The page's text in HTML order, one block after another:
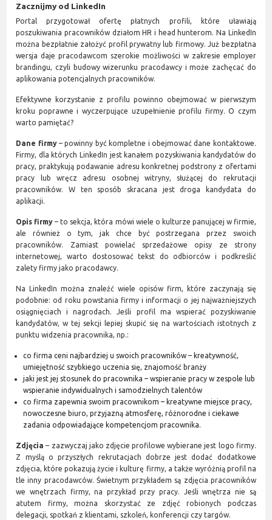
Zacznijmy od LinkedIn
Portal przygotował ofertę płatnych profili, które uławiają
poszukiwania pracowników działom HR i head hunterom. Na LinkedIn
można bezpłatnie założyć profil prywatny lub firmowy. Już bezpłatna
wersja daje pracodawcom szerokie możliwości w zakresie employer
brandingu, czyli budowy wizerunku pracodawcy i może zachęcać do
aplikowania potencjalnych pracowników.
Efektywne korzystanie z profilu powinno obejmować w pierwszym
kroku poprawne i wyczerpujące uzupełnienie profilu firmy. O czym
warto pamiętać?
Dane firmy– powinny być kompletne i obejmować dane kontaktowe.
Firmy, dla których LinkedIn jest kanałem pozyskiwania kandydatów do
pracy, praktykują podawanie adresu konkretnej podstrony z ofertami
pracy lub wręcz adresu osobnej witryny, służącej do rekrutacji
pracowników. W ten sposób skracana jest droga kandydata do
aplikacji.
Opis firmy – to sekcja, która mówi wiele o kulturze panującej w firmie,
ale również o tym, jak chce być postrzegana przez swoich
pracowników. Zamiast powielać sprzedażowe opisy ze strony
internetowej, warto dostosować tekst do odbiorców i podkreślić
zalety firmy jako pracodawcy.
Na LinkedIn można znaleźć wiele opisów firm, które zaczynają się
podobnie: od roku powstania firmy i informacji o jej najważniejszych
osiągnięciach i nagrodach. Jeśli profil ma wspierać pozyskiwanie
kandydatów, w tej sekcji lepiej skupić się na wartościach istotnych z
punktu widzenia pracownika, np.:
co firma ceni najbardziej u swoich pracowników – kreatywność,
umiejętność szybkiego uczenia się, znajomość branży
jaki jest jej stosunek do pracownika – wspieranie pracy w zespole lub
wspieranie indywidualnych i samodzielnych talentów
co firma zapewnia swoim pracownikom – kreatywne miejsce pracy,
nowoczesne biuro, przyjazną atmosferę, różnorodne i ciekawe
zadania odpowiadające kompetencjom pracownika.
Zdjęcia – zazwyczaj jako zdjęcie profilowe wybierane jest logo firmy.
Z myślą o przyszłych rekrutacjach dobrze jest dodać dodatkowe
zdjęcia, które pokazują życie i kulturę firmy, a także wyróżnią profil na
tle inny pracodawców. Świetnym przykładem są zdjęcia pracowników
we wnętrzach firmy, na przykład przy pracy. Jeśli wnętrza nie są
atutem firmy, można skorzystać ze zdjęć robionych podczas
delegacji, spotkań z klientami, szkoleń, konferencji czy targów.